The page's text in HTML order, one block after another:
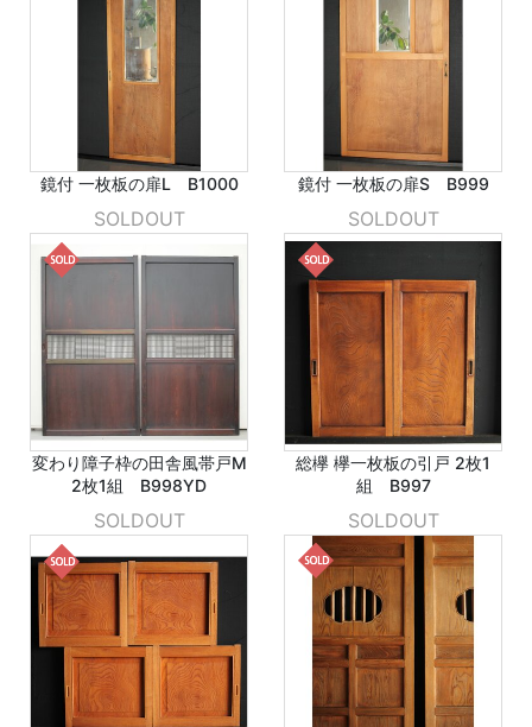
鏡付 一枚板の扉L B1000
SOLDOUT
鏡付 一枚板の扉S B999
SOLDOUT
変わり障子枠の田舎風帯戸M
2枚1組 B998YD
SOLDOUT
総欅 欅一枚板の引戸 2枚1
組 B997
SOLDOUT